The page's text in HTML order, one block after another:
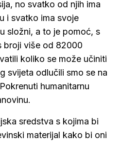
no svatko od njih ima
i svatko ima svoje
složni, a to je pomoć, s
broji više od 82000
koliko se može učiniti
svijeta odlučili smo se na
humanitarnu
sredstva s kojima bi
materijal kako bi oni